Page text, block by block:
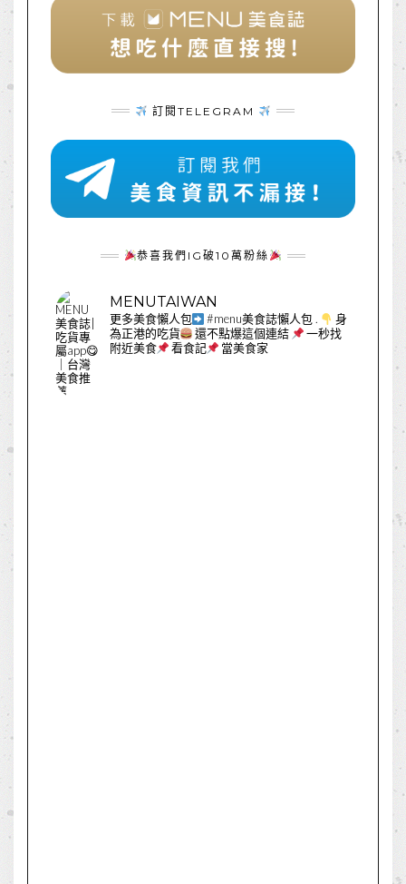
訂閱TELEGRAM
恭喜我們IG破10萬粉絲
MENUTAIWAN
更多美食懶人包 #menu美食誌懶人包.
身
為正港的吃貨
還不點爆這個連結
一秒找
附近美食
看食記 當美食家